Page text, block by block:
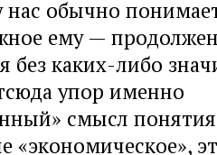
нас обычно
ему —
без каких-либо
упор именно
смысл понятия
«экономическое»,